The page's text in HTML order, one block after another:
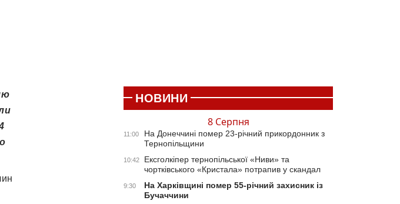
НОВИНИ
8 Серпня
11:00
На Донеччині помер 23-річний прикордонник з
Тернопільщини
10:42
Ексголкіпер тернопільської «Ниви» та
чортківського «Кристала» потрапив у скандал
9:30
На Харківщині помер 55-річний захисник із
Бучаччини